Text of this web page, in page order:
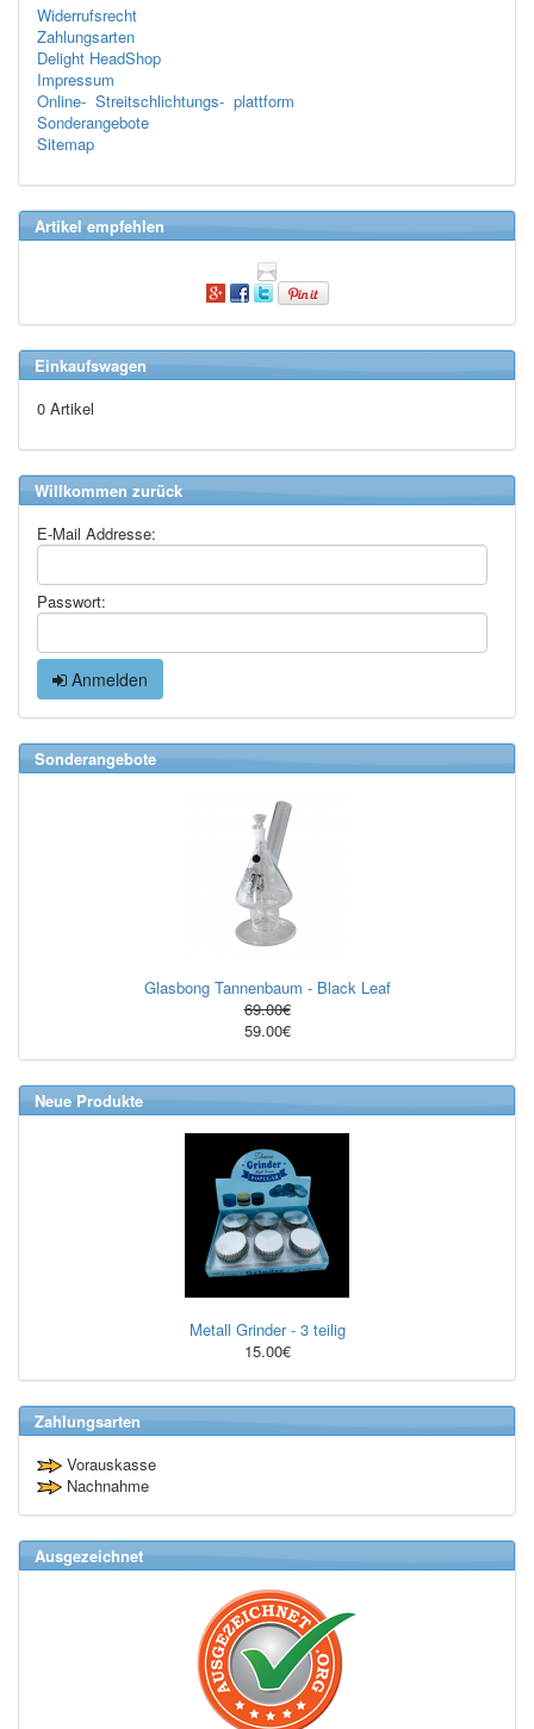
Widerrufsrecht
Zahlungsarten
Delight HeadShop
Impressum
Online- Streitschlichtungs- plattform
Sonderangebote
Sitemap
Artikel empfehlen
Einkaufswagen
0 Artikel
Willkommen zurück
E-Mail Addresse:
Passwort:
Anmelden
Sonderangebote
Glasbong Tannenbaum - Black Leaf
69.00€
59.00€
Neue Produkte
Metall Grinder - 3 teilig
15.00€
Zahlungsarten
Vorauskasse
Nachnahme
Ausgezeichnet